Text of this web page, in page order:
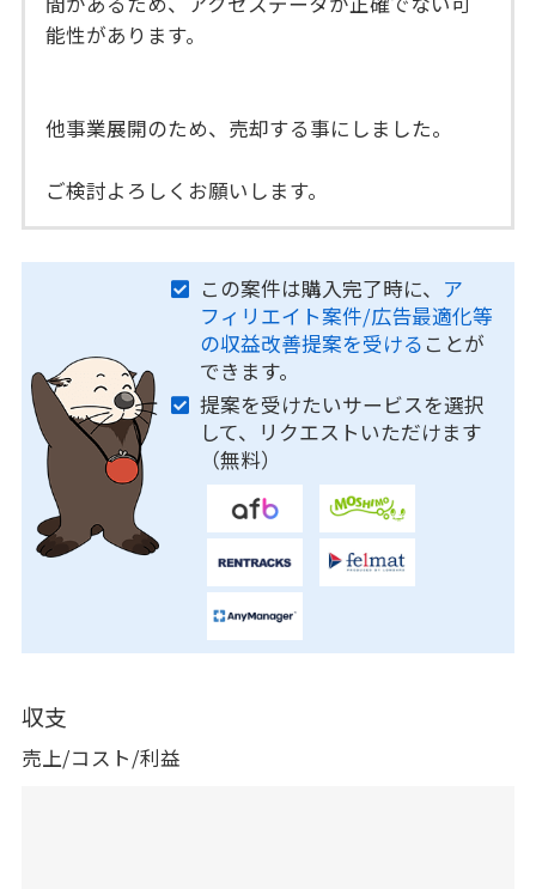
能性があります。
他事業展開のため、売却する事にしました。
ご検討よろしくお願いします。
この案件は購入完了時に、 ア
フィリエイト案件/広告最適化等
の収益改善提案を受ける ことが
できます。
提案を受けたいサービスを選択
して、リクエストいただけます
（無料）
収支
売上/コスト/利益